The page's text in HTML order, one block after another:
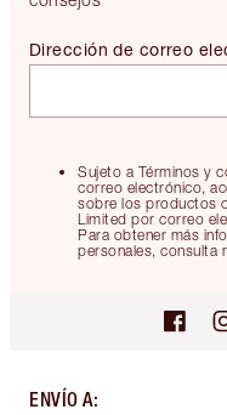
Sujeto a Términos y
correo electrónico,
sobre los productos
Limited por correo
Para obtener más
personales, consulta
Dirección de correo
ENVÍO A: